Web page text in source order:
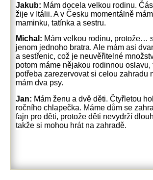
Jakub: Mám docela velkou rodinu.
žije v Itálii. A v Česku momentálně
maminku, tatínka a sestru.
Michal: Mám velkou rodinu, protože…
jenom jednoho bratra. Ale mám asi
a sestřenic, což je neuvěřitelné
potom máme nějakou rodinnou oslavu,
potřeba zarezervovat si celou zahradu
mám dva psy.
Jan: Mám ženu a dvě děti. Čtyřletou
ročního chlapečka. Máme dům se
fajn pro děti, protože děti nevydrží
takže si mohou hrát na zahradě.